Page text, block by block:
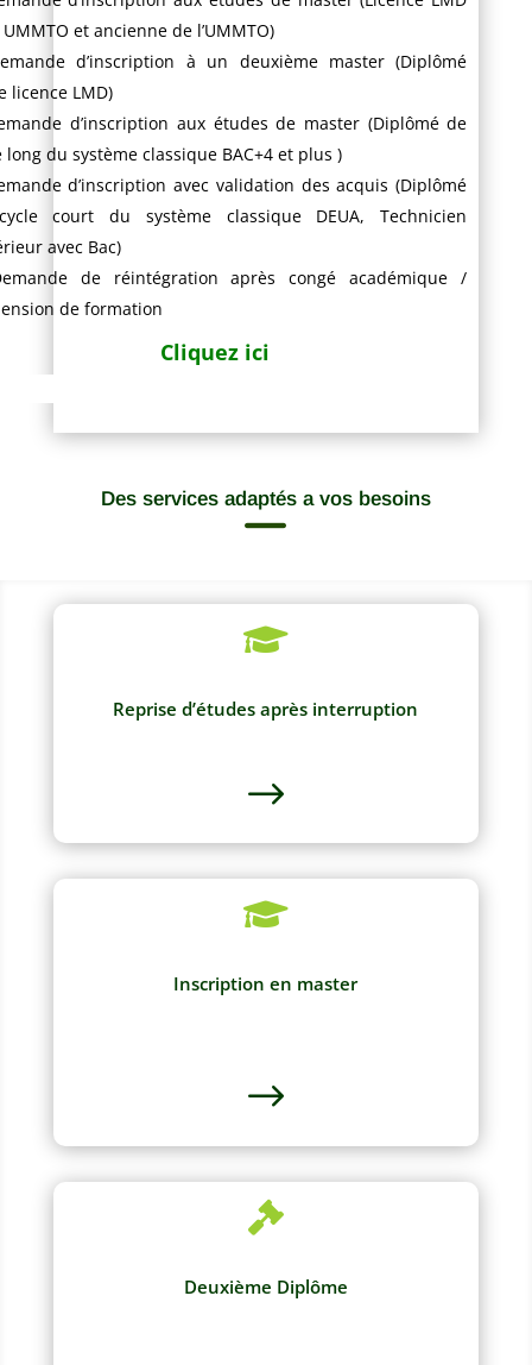
et ancienne de l’UMMTO)
d’inscription à un deuxième master (Diplômé
licence LMD)
d’inscription aux études de master (Diplômé de
long du système classique BAC+4 et plus )
d’inscription avec validation des acquis (Diplômé
court du système classique DEUA, Technicien
avec Bac)
de réintégration après congé académique /
de formation
Cliquez ici
Des services adaptés a vos besoins


Reprise d’études après interruption
$

Inscription en master
$

Deuxième Diplôme